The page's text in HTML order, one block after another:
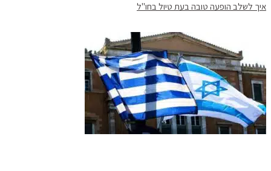
איך לשלב הופעה טובה בעת טיול בחו"ל